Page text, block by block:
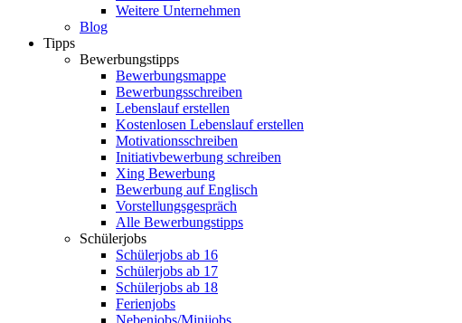
Weitere Unternehmen
Blog
Tipps
Bewerbungstipps
Bewerbungsmappe
Bewerbungsschreiben
Lebenslauf erstellen
Kostenlosen Lebenslauf erstellen
Motivationsschreiben
Initiativbewerbung schreiben
Xing Bewerbung
Bewerbung auf Englisch
Vorstellungsgespräch
Alle Bewerbungstipps
Schülerjobs
Schülerjobs ab 16
Schülerjobs ab 17
Schülerjobs ab 18
Ferienjobs
Nebenjobs/Minijobs